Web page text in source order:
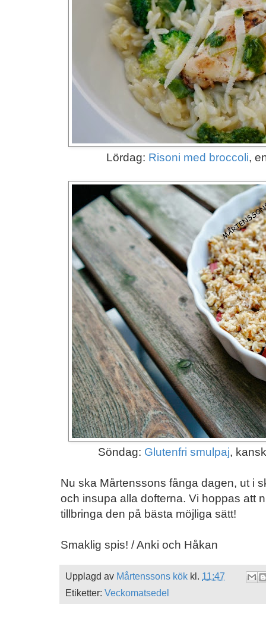
Lördag: Risoni med broccoli,
Söndag: Glutenfri smulpaj,
Nu ska Mårtenssons fånga dagen, ut i
och insupa alla dofterna. Vi hoppas att
tillbringa den på bästa möjliga sätt!
Smaklig spis! / Anki och Håkan
Upplagd av Mårtenssons kök kl. 11:47
Etiketter: Veckomatsedel